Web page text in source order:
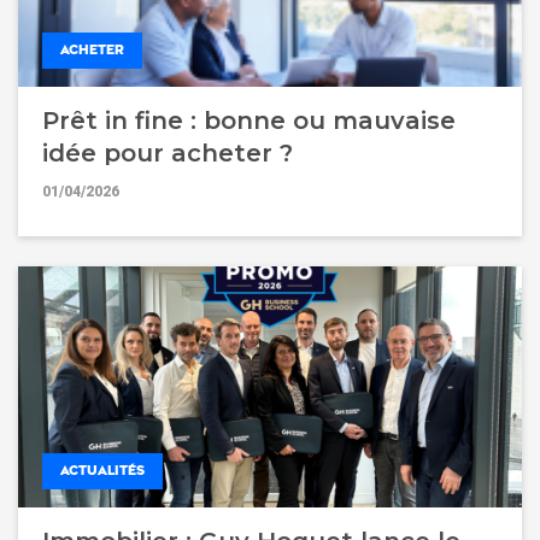
ACHETER
Prêt in fine : bonne ou mauvaise
idée pour acheter ?
01/04/2026
ACTUALITÉS